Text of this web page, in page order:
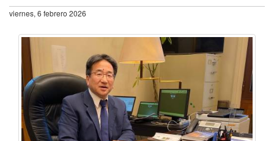
viernes, 6 febrero 2026